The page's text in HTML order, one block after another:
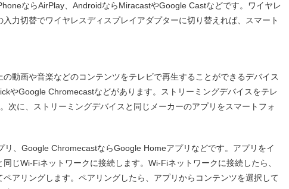
ならAirPlay、AndroidならMiracastやGoogle Castなどです。ワイヤレ
力切替でワイヤレスディスプレイアダプターに切り替えれば、スマート
動画や音楽などのコンテンツをテレビで再生することができるデバイス
やGoogle Chromecastなどがあります。ストリーミングデバイスをテレ
次に、ストリーミングデバイスと同じメーカーのアプリをスマートフォ
、Google ChromecastならGoogle Homeアプリなどです。アプリをイ
じWi-Fiネットワークに接続します。Wi-Fiネットワークに接続したら、
アリングします。ペアリングしたら、アプリからコンテンツを選択して